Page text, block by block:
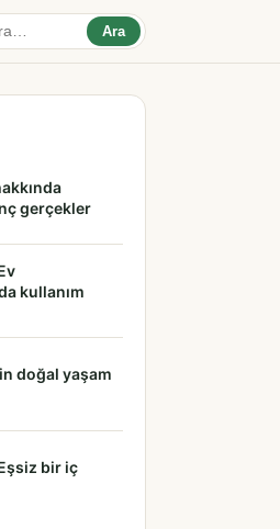
Ara
gerçekler
kullanım
doğal yaşam
bir iç